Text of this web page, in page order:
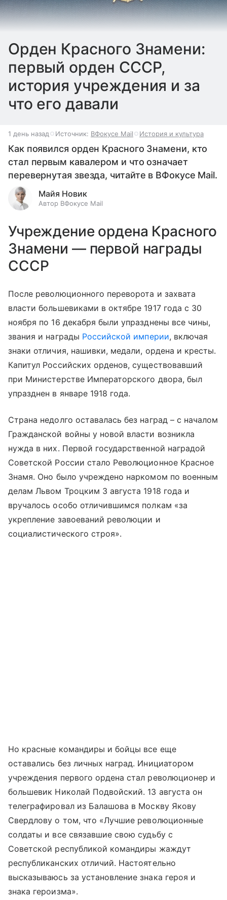
Орден Красного Знамени:
первый орден СССР,
история учреждения и за
что его давали
1 день назад Источник: ВФокусе Mail История и культура
Как появился орден Красного Знамени, кто
стал первым кавалером и что означает
перевернутая звезда, читайте в ВФокусе Mail.
Майя Новик
Автор ВФокусе Mail
Учреждение ордена Красного
Знамени — первой награды
СССР
После революционного переворота и захвата
власти большевиками в октябре 1917 года с 30
ноября по 16 декабря были упразднены все чины,
звания и награды Российской империи, включая
знаки отличия, нашивки, медали, ордена и кресты.
Капитул Российских орденов, существовавший
при Министерстве Императорского двора, был
упразднен в январе 1918 года.
Страна недолго оставалась без наград – с началом
Гражданской войны у новой власти возникла
нужда в них. Первой государственной наградой
Советской России стало Революционное Красное
Знамя. Оно было учреждено наркомом по военным
делам Львом Троцким 3 августа 1918 года и
вручалось особо отличившимся полкам «за
укрепление завоеваний революции и
социалистического строя».
Но красные командиры и бойцы все еще
оставались без личных наград. Инициатором
учреждения первого ордена стал революционер и
большевик Николай Подвойский. 13 августа он
телеграфировал из Балашова в Москву Якову
Свердлову о том, что «Лучшие революционные
солдаты и все связавшие свою судьбу с
Советской республикой командиры жаждут
республиканских отличий. Настоятельно
высказываюсь за установление знака героя и
знака героизма».